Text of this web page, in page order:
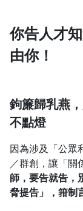
你告人才
由你！
鉤簾歸乳燕
不點燈
因為涉及「公眾
／群創，讓「關
師，要告就告，
脅提告」，箝制